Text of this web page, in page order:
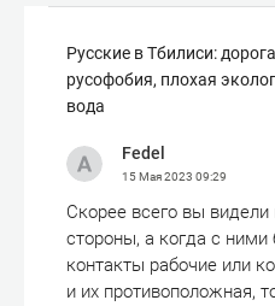
Русские в Тбилиси:
русофобия, плохая
вода
Fedel
15 Мая 2023 09:29
Скорее всего вы видели
стороны, а когда с ними
контакты рабочие или
и их противоположная,